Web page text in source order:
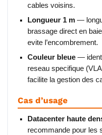
cables voisins.
Longueur 1 m —
brassage direct en
evite l’encombrement.
Couleur bleue —
reseau specifique
facilite la gestion des
Cas d’usage
Datacenter haute
recommande pour les